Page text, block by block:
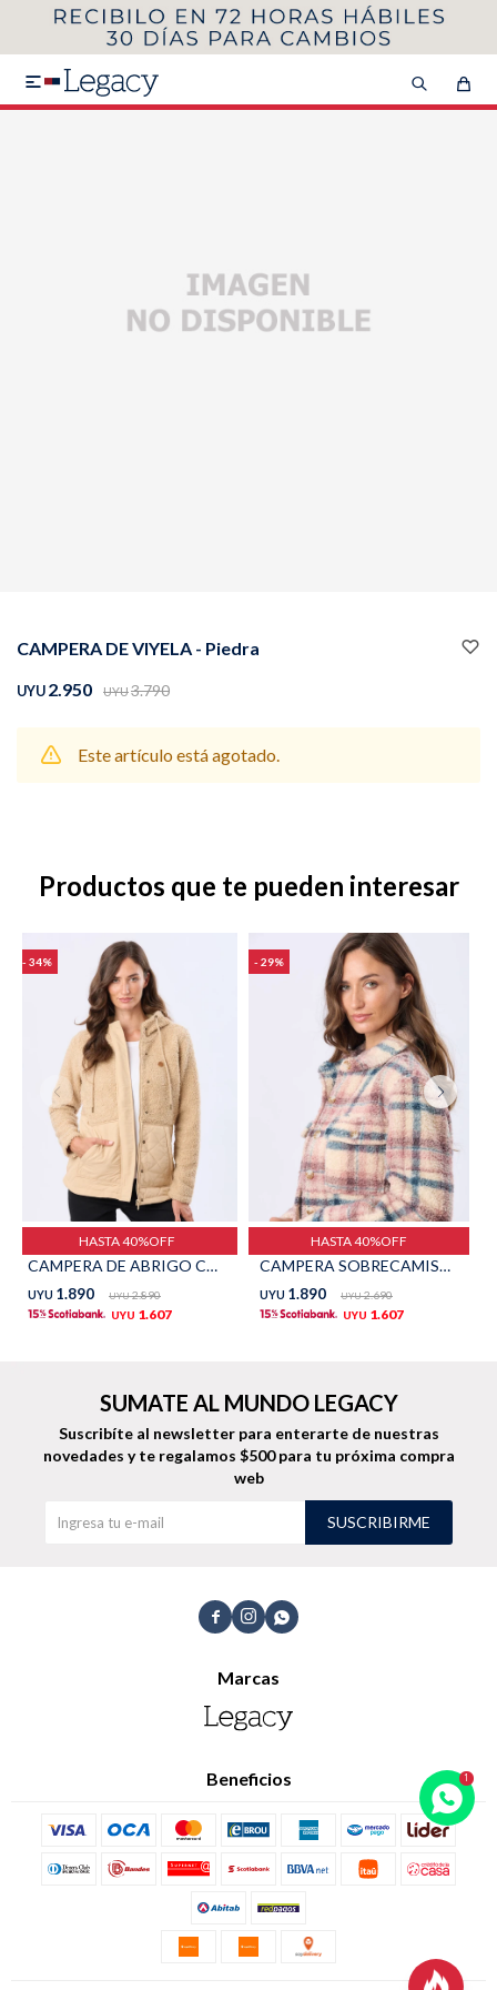

CAMPERA DE VIYELA - Piedra
UYU2.950 UYU3.790
Este artículo está agotado.
Productos que te pueden interesar
34
HASTA 40%OFF
CAMPERA DE ABRIGO CON CAPUCHA - Beige
UYU 1.890 UYU 2.890
UYU 1.607
29
HASTA 40%OFF
CAMPERA SOBRECAMISA CORDERITO - Rosado
UYU 1.890 UYU 2.690
UYU 1.607
  
Marcas
Beneficios
SUMATE AL MUNDO LEGACY
Suscribíte al newsletter para enterarte de nuestras
novedades y te regalamos $500 para tu próxima compra
web
SUSCRIBIRME
MI CUENTA
VER COLECCIÓN DE HOMBRE
Camperas Chalecos
Shorts
Sacos Calzado
TALLES GRANDES Uniformes empresariales
Canjear mis puntos
Envíos, cambios y devoluciones